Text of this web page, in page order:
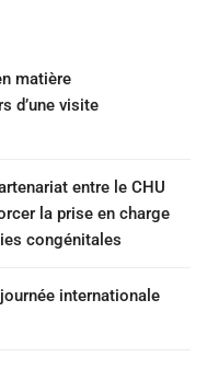
matière
d’une visite
entre le CHU
la prise en charge
congénitales
internationale